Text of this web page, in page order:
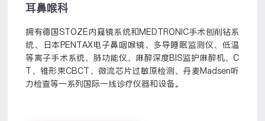
耳鼻喉科
拥有德国STOZE内窥镜系统和MEDTRONIC手术刨削钻系
统、日本PENTAX电子鼻咽喉镜、多导睡眠监测仪、低温
等离子手术系统、肺功能仪、麻醉深度BIS监护麻醉机、C
T、锥形束CBCT、微流芯片过敏原检测、丹麦Madsen听
力检查等一系列国际一线诊疗仪器和设备。